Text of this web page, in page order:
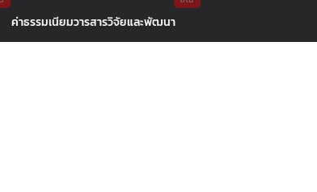
ค่าธรรมเนียมวารสารวิจัยและพัฒนา